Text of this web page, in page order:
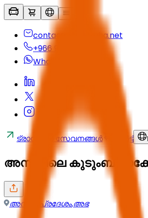
contactus@seyaha.net
+966 920 032 547
Whatsapp
ട്രാൻസ്ഫർ സേവനങ്ങൾ കാർട്ട്
അസീറിലെ കുടുംബ
അസീര്‍ പ്രദേശം,അഭ